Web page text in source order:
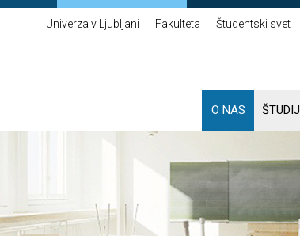
Univerza v Ljubljani Fakulteta Študentski svet
O NAS ŠTUDIJ